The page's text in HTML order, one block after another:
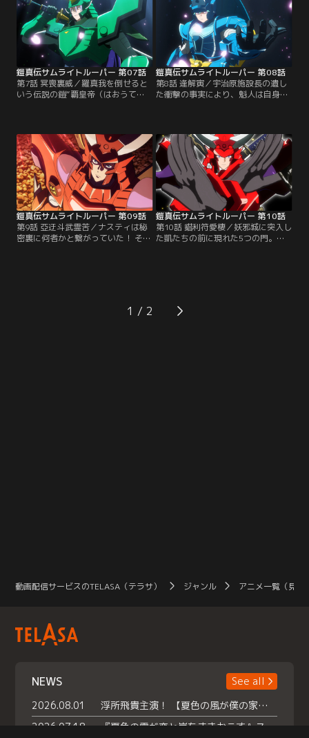
トルーパーは反撃を開始する。そし
て羅真我を守る結界を突破し、羅真
我と凱たちが対峙する。親父を倒す
絶好の好機を凱は活かすことが出来
るのか----。【提供：バンダイチャ
ンネル】
情さに打ちひしがれていた。紫音は
龍成が遺した想いをひとりで背負
い、「俺が新生サムライトルーパー
を創る」と要塞列車を乗っ取って-
-。【提供：バンダイチャンネル】
鎧真伝サムライトルーパー 第07話
第7話 冥喪裏威／羅真我を倒せると
いう伝説の鎧“覇皇帝（はおうて
皇帝完成のためには覇道（はどう）
の鏡（かがみ）を手に入れる必要が
あり、紫音が新たに加わった新生サ
ムライトルーパーが鏡を探しに調査
に向かう。そこは大和と武蔵が幼少
期を過ごした児童養護施設。【提
供：バンダイチャンネル】
鎧真伝サムライトルーパー 第08話
第8話 逢解寅／宇治原施設長の遺し
た衝撃の事実により、魁人は自身の
ず、制覇の剣が本来の輝きを取り戻
す必要があるという。そのためにあ
る聖獣の力が必要だと知った凱たち
は、純と共に聖獣を探すため動物園
を訪れるが、カイライたちが不気味
に目を覚まして--。【提供：バンダ
イチャンネル】
鎧真伝サムライトルーパー 第09話
第9話 亞迂斗武霊苦／ナスティは秘
密裏に何者かと繋がっていた！ その
チヅキは遂に反旗を翻す。そして約
束された期日を迎え、妖邪城へと乗
鎧真伝サムライトルーパー 第10話
第10話 錯利符愛棲／妖邪城に突入し
た凱たちの前に現れた5つの門。羅
か。美麗を救うために奮起する凱た
ちは奥義を習得して覇皇帝を発動す
1
動画配信サービスのTELASA（テラサ） ジャンル アニメ一覧（見放
NEWS
See all
2026.08.01
浮所飛貴主演！ 【夏色の風が僕の家にやってきた】 本日よりテラサで独占配信スタート！
2026.07.18
『夏色の雲が恋と嵐をまきおこす』スペシャルメイキング 【Part1】2026年７月18日（土）23時30分～配信スタート！話題のシーンの裏側を大公開！豪華キャスト大集合！ 『武宮家 真夏の家族会議』開催！